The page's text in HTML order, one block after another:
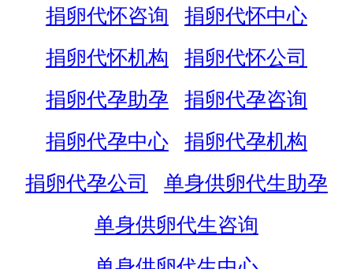
捐卵代怀咨询
捐卵代怀中心
捐卵代怀机构
捐卵代怀公司
捐卵代孕助孕
捐卵代孕咨询
捐卵代孕中心
捐卵代孕机构
捐卵代孕公司
单身供卵代生助孕
单身供卵代生咨询